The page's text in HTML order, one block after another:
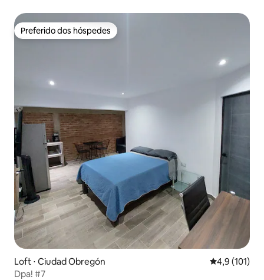
Preferido dos hóspedes
Preferido dos hóspedes
Loft ⋅ Ciudad Obregón 4,9 de uma
4,9 (101)
Dpa! #7